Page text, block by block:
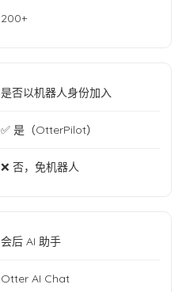
200+
是否以机器人身份加入
✅ 是（OtterPilot）
❌ 否，免机器人
会后 AI 助手
Otter AI Chat